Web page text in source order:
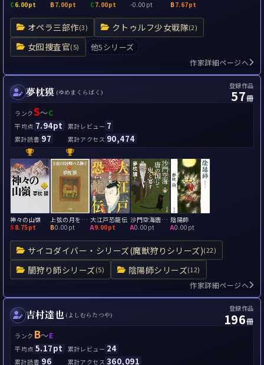
オペラ三部作(3) クトゥルフ少女戦隊(2)
女囮捜査官(5) 他5シリーズ
C6.00pt
B7.00pt
C7.00pt
-0.00pt
B7.67pt
作家詳細ページへ
夢枕獏 (ゆめまくらばく)
登録作品
57冊
ランクS～C
平均点 7.94pt 累計レビュー 7
累計読書 97 累計アクセス 90,474
サイコダイバー・シリーズ(魔獣狩りシリーズ)(22)
闇狩り師シリーズ(5) 陰陽師シリーズ(12)
神々の山嶺
S 8.75pt
上弦の月を喰べる獅子
B0.00pt
大江戸恐龍伝
A9.00pt
沙門空海唐の国にて鬼と宴す
A0.00pt
陰陽師
A0.00pt
作家詳細ページへ
吉村達也 (よしむらたつや)
登録作品
196冊
ランク B～E
平均点 5.17pt 累計レビュー 24
累計読書 96 累計アクセス 360,091